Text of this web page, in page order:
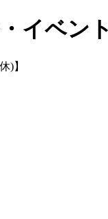
イベン
)】